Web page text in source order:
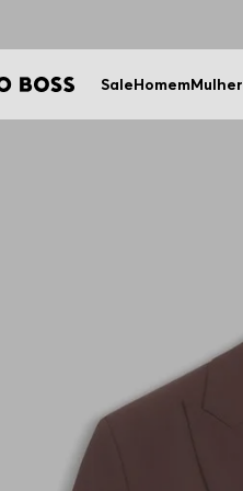
SaleHomemMulher